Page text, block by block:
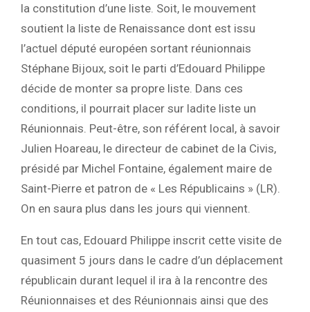
la constitution d’une liste. Soit, le mouvement
soutient la liste de Renaissance dont est issu
l’actuel député européen sortant réunionnais
Stéphane Bijoux, soit le parti d’Edouard Philippe
décide de monter sa propre liste. Dans ces
conditions, il pourrait placer sur ladite liste un
Réunionnais. Peut-être, son référent local, à savoir
Julien Hoareau, le directeur de cabinet de la Civis,
présidé par Michel Fontaine, également maire de
Saint-Pierre et patron de « Les Républicains » (LR).
On en saura plus dans les jours qui viennent.
En tout cas, Edouard Philippe inscrit cette visite de
quasiment 5 jours dans le cadre d’un déplacement
républicain durant lequel il ira à la rencontre des
Réunionnaises et des Réunionnais ainsi que des